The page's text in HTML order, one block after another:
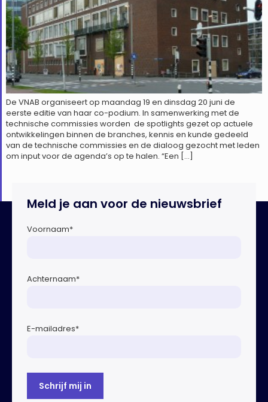
De VNAB organiseert op maandag 19 en dinsdag 20 juni de
eerste editie van haar co-podium. In samenwerking met de
technische commissies worden de spotlights gezet op actuele
ontwikkelingen binnen de branches, kennis en kunde gedeeld
van de technische commissies en de dialoog gezocht met leden
om input voor de agenda’s op te halen. “Een […]
Meld je aan voor de nieuwsbrief
Voornaam*
Achternaam*
E-mailadres*